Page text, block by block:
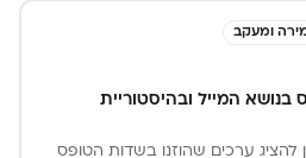
ומעקב
המייל ובהיסטוריית
להציג ערכים שהוזנו בשדות הטופס